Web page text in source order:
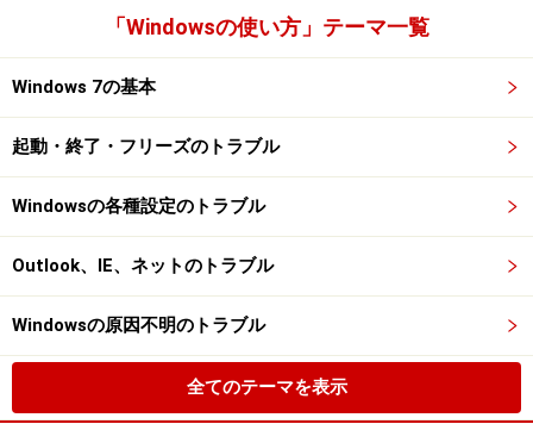
「Windowsの使い方」テーマ一覧
Windows 7の基本
起動・終了・フリーズのトラブル
Windowsの各種設定のトラブル
Outlook、IE、ネットのトラブル
Windowsの原因不明のトラブル
全てのテーマを表示